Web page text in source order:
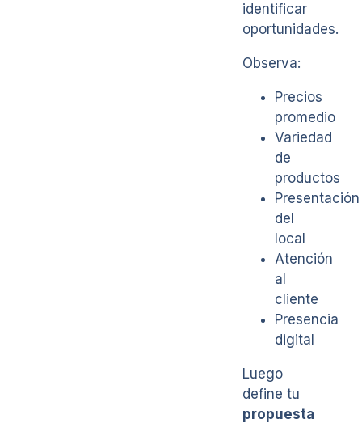
identificar
oportunidades.
Observa:
Precios
promedio
Variedad
de
productos
Presentación
del
local
Atención
al
cliente
Presencia
digital
Luego
define tu
propuesta